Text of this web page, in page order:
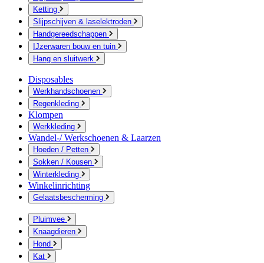
Ketting
Slijpschijven & laselektroden
Handgereedschappen
IJzerwaren bouw en tuin
Hang en sluitwerk
Disposables
Werkhandschoenen
Regenkleding
Klompen
Werkkleding
Wandel-/ Werkschoenen & Laarzen
Hoeden / Petten
Sokken / Kousen
Winterkleding
Winkelinrichting
Gelaatsbescherming
Pluimvee
Knaagdieren
Hond
Kat